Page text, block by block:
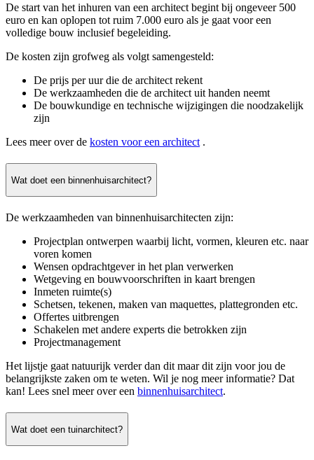
De start van het inhuren van een architect begint bij ongeveer 500
euro en kan oplopen tot ruim 7.000 euro als je gaat voor een
volledige bouw inclusief begeleiding.
De kosten zijn grofweg als volgt samengesteld:
De prijs per uur die de architect rekent
De werkzaamheden die de architect uit handen neemt
De bouwkundige en technische wijzigingen die noodzakelijk
zijn
Lees meer over de kosten voor een architect .
Wat doet een binnenhuisarchitect?
De werkzaamheden van binnenhuisarchitecten zijn:
Projectplan ontwerpen waarbij licht, vormen, kleuren etc. naar
voren komen
Wensen opdrachtgever in het plan verwerken
Wetgeving en bouwvoorschriften in kaart brengen
Inmeten ruimte(s)
Schetsen, tekenen, maken van maquettes, plattegronden etc.
Offertes uitbrengen
Schakelen met andere experts die betrokken zijn
Projectmanagement
Het lijstje gaat natuurijk verder dan dit maar dit zijn voor jou de
belangrijkste zaken om te weten. Wil je nog meer informatie? Dat
kan! Lees snel meer over een binnenhuisarchitect.
Wat doet een tuinarchitect?